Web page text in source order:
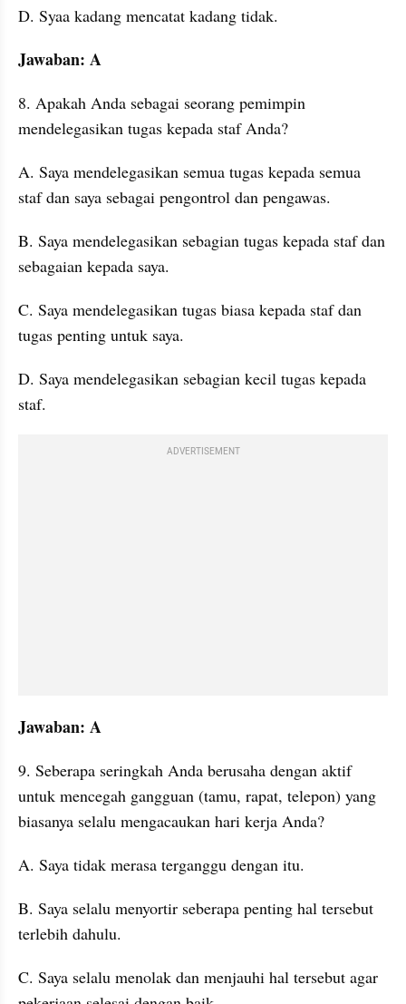
D. Syaa kadang mencatat kadang tidak.
Jawaban: A
8. Apakah Anda sebagai seorang pemimpin
mendelegasikan tugas kepada staf Anda?
A. Saya mendelegasikan semua tugas kepada semua
staf dan saya sebagai pengontrol dan pengawas.
B. Saya mendelegasikan sebagian tugas kepada staf dan
sebagaian kepada saya.
C. Saya mendelegasikan tugas biasa kepada staf dan
tugas penting untuk saya.
D. Saya mendelegasikan sebagian kecil tugas kepada
staf.
ADVERTISEMENT
Jawaban: A
9. Seberapa seringkah Anda berusaha dengan aktif
untuk mencegah gangguan (tamu, rapat, telepon) yang
biasanya selalu mengacaukan hari kerja Anda?
A. Saya tidak merasa terganggu dengan itu.
B. Saya selalu menyortir seberapa penting hal tersebut
terlebih dahulu.
C. Saya selalu menolak dan menjauhi hal tersebut agar